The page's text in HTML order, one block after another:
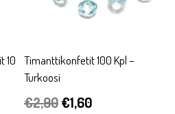
10
Timanttikonfetit 100 Kpl –
Turkoosi
€2,90Alkuperäinen
€1,60Nykyinen